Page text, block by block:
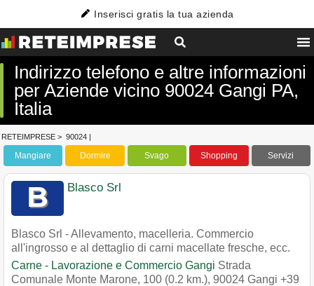
Inserisci gratis la tua azienda
Indirizzo telefono e altre informazioni
per Aziende vicino 90024 Gangi PA,
Italia
RETEIMPRESE > 90024 |
Mangiare Dormire Svago Shopping Servizi
Blasco Srl
Blasco Srl - Allevamento, macelleria. Commercio
all'ingrosso e al dettaglio di carni macellate fresche, ecc.
Carne - Lavorazione e Commercio Gangi Strada
Comunale Monte Marone, 100 (0.2 km.), 90024 Gangi +39